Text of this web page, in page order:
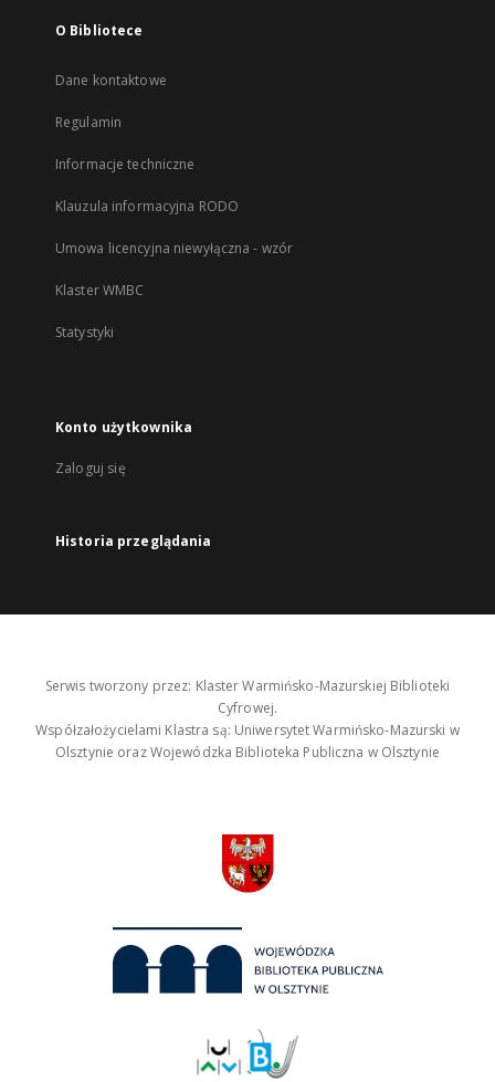
O Bibliotece
Dane kontaktowe
Regulamin
Informacje techniczne
Klauzula informacyjna RODO
Umowa licencyjna niewyłączna - wzór
Klaster WMBC
Statystyki
Konto użytkownika
Zaloguj się
Historia przeglądania
Serwis tworzony przez: Klaster Warmińsko-Mazurskiej Biblioteki
Cyfrowej.
Współzałożycielami Klastra są: Uniwersytet Warmińsko-Mazurski w
Olsztynie oraz Wojewódzka Biblioteka Publiczna w Olsztynie